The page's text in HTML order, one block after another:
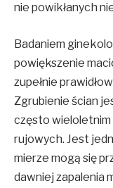
nie powikłanych
Badaniem
powiększenie
zupełnie
Zgrubienie ścian
często wieloletnim
rujowych. Jest
mierze mogą się
dawniej zapalenia